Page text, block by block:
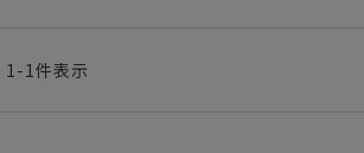
1 -1 件表示